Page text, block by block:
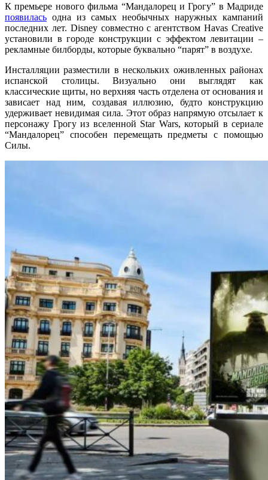
К премьере нового фильма “Мандалорец и Грогу” в Мадриде
появилась одна из самых необычных наружных кампаний
последних лет. Disney совместно с агентством Havas Creative
установили в городе конструкции с эффектом левитации –
рекламные билборды, которые буквально “парят” в воздухе.
Инсталляции разместили в нескольких оживленных районах
испанской столицы. Визуально они выглядят как
классические щиты, но верхняя часть отделена от основания и
зависает над ним, создавая иллюзию, будто конструкцию
удерживает невидимая сила. Этот образ напрямую отсылает к
персонажу Грогу из вселенной Star Wars, который в сериале
“Мандалорец” способен перемещать предметы с помощью
Силы.